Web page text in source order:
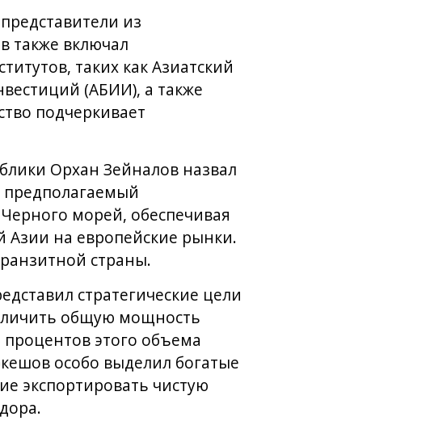
из
также включал
таких как Азиатский
(АБИИ), а также
подчеркивает
Орхан Зейналов назвал
морей, обеспечивая
Азии на европейские рынки.
страны.
стратегические цели
общую мощность
процентов этого объема
особо выделил богатые
экспортировать чистую